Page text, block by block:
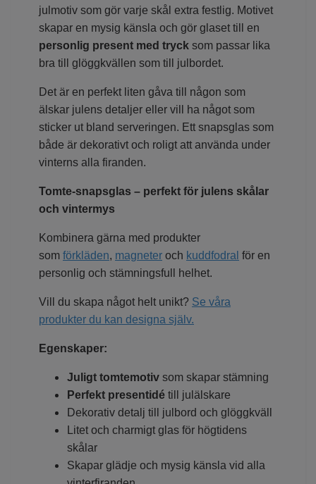
julmotiv som gör varje skål extra festlig. Motivet
skapar en mysig känsla och gör glaset till en
personlig present med tryck som passar lika
bra till glöggkvällen som till julbordet.
Det är en perfekt liten gåva till någon som
älskar julens detaljer eller vill ha något som
sticker ut bland serveringen. Ett snapsglas som
både är dekorativt och roligt att använda under
vinterns alla firanden.
Tomte-snapsglas – perfekt för julens skålar
och vintermys
Kombinera gärna med produkter
som förkläden, magneter och kuddfodral för en
personlig och stämningsfull helhet.
Vill du skapa något helt unikt? Se våra
produkter du kan designa själv.
Egenskaper:
Juligt tomtemotiv som skapar stämning
Perfekt presentidé till julälskare
Dekorativ detalj till julbord och glöggkväll
Litet och charmigt glas för högtidens
skålar
Skapar glädje och mysig känsla vid alla